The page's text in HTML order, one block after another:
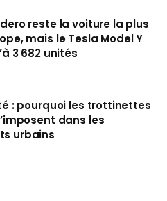
reste la voiture la plus
mais le Tesla Model Y
3 682 unités
: pourquoi les trottinettes
dans les
urbains